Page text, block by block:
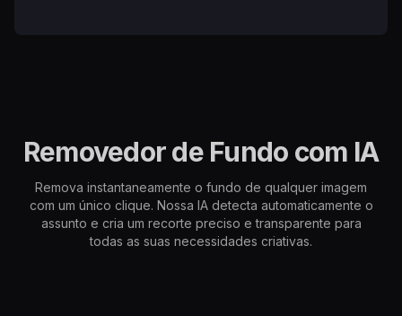
Removedor de Fundo com IA
Remova instantaneamente o fundo de qualquer imagem
com um único clique. Nossa IA detecta automaticamente o
assunto e cria um recorte preciso e transparente para
todas as suas necessidades criativas.